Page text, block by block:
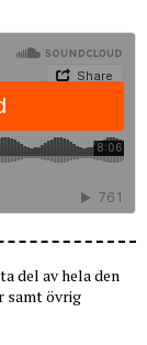
del av hela den
samt övrig